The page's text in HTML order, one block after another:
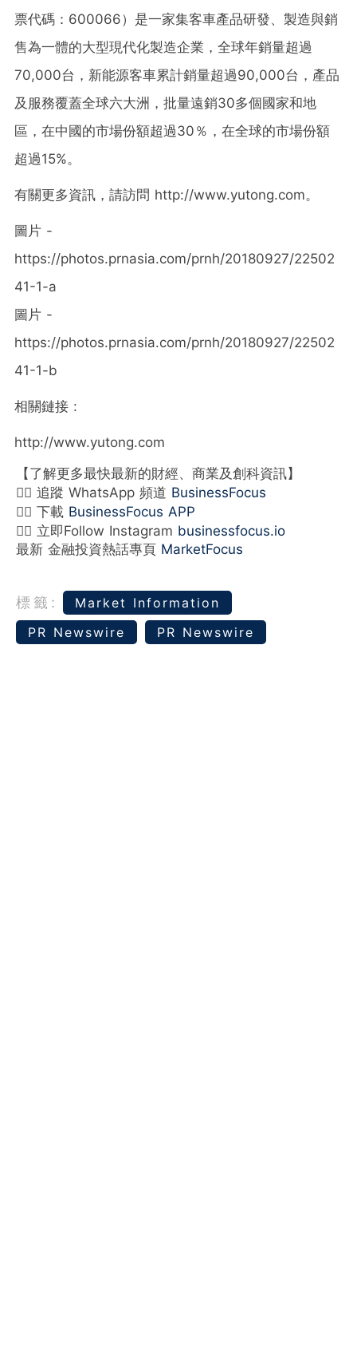
票代碼：600066） 是一家集客車產品研發、製造與銷
售為一體的大型現代化製造企業，全球年銷量超過
70,000台，新能源客車累計銷量超過90,000台，產品
及服務覆蓋全球六大洲，批量遠銷30多個國家和地
區，在中國的市場份額超過30％，在全球的市場份額
超過15%。
有關更多資訊，請訪問 http://www.yutong.com。
圖片 -
https://photos.prnasia.com/prnh/20180927/22502
41-1-a
圖片 -
https://photos.prnasia.com/prnh/20180927/22502
41-1-b
相關鏈接 :
http://www.yutong.com
【了解更多最快最新的財經、商業及創科資訊】
👉🏻 追蹤 WhatsApp 頻道 BusinessFocus
👉🏻 下載 BusinessFocus APP
👉🏻 立即Follow Instagram businessfocus.io
最新 金融投資熱話專頁 MarketFocus
標籤:
Market Information
PR Newswire
PR Newswire